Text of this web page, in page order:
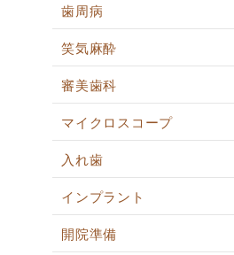
歯周病
笑気麻酔
審美歯科
マイクロスコープ
入れ歯
インプラント
開院準備